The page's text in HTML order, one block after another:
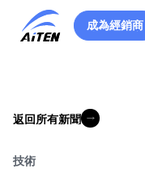
成為經銷商
成為經銷商
返回所有新聞
技術